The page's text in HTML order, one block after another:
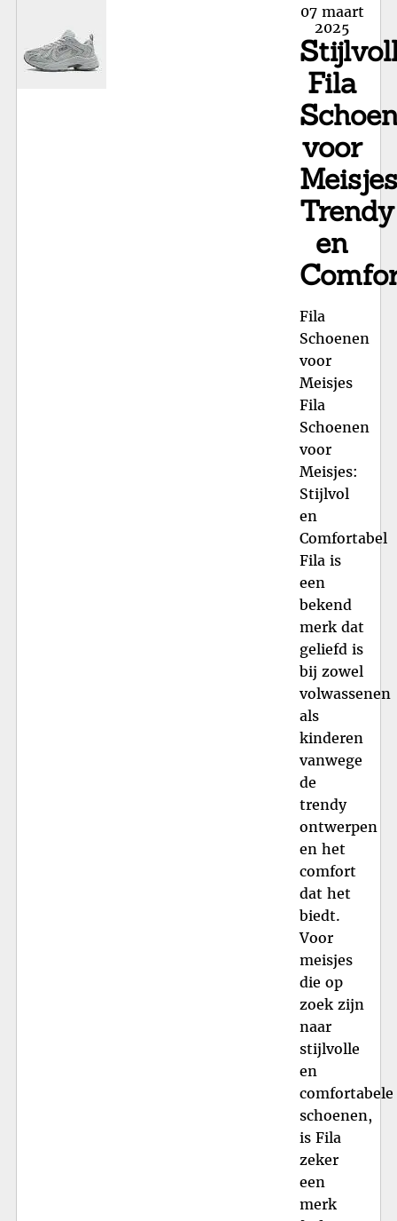
Posted
on
07 maart
2025
Fila
voor
Trendy
en
Fila
Schoenen
voor
Meisjes
Fila
Schoenen
voor
Meisjes:
Stijlvol
en
Comfortabel
Fila is
een
bekend
merk dat
geliefd is
bij zowel
volwassenen
als
kinderen
vanwege
de
trendy
ontwerpen
en het
comfort
dat het
biedt.
Voor
meisjes
die op
zoek zijn
naar
stijlvolle
en
comfortabele
schoenen,
is Fila
zeker
een
merk